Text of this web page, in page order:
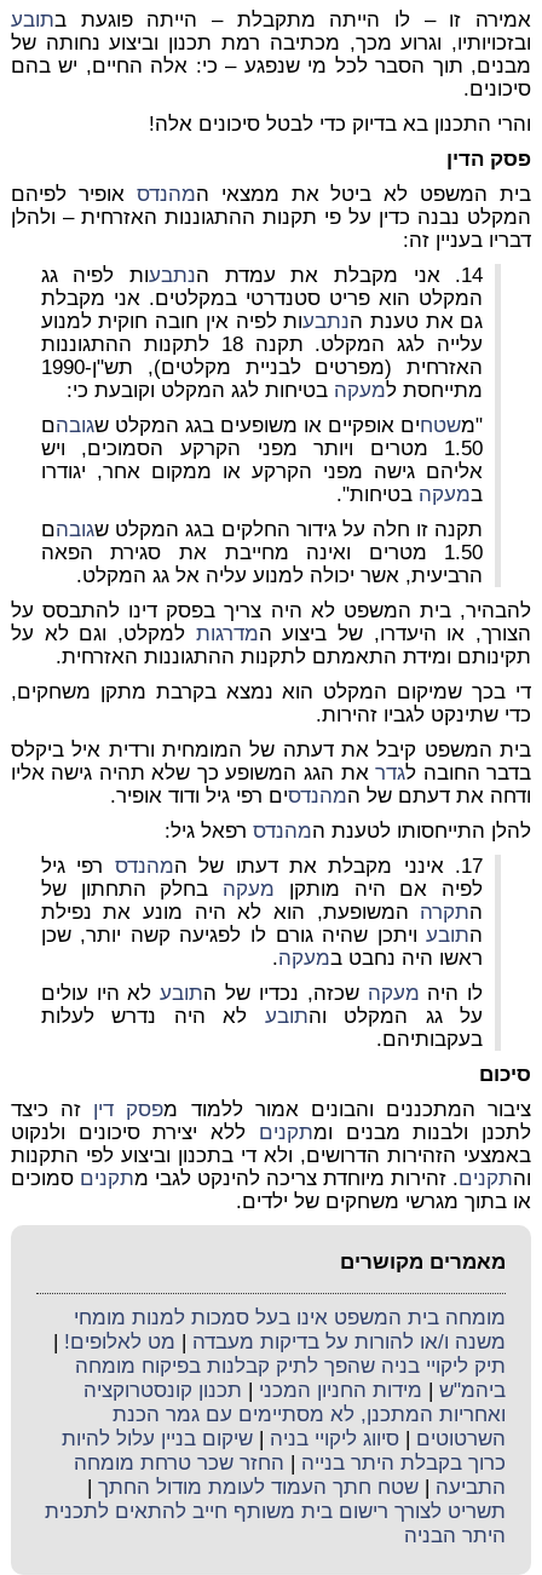
אמירה זו – לו הייתה מתקבלת – הייתה פוגעת בתובע
ובזכויותיו, וגרוע מכך, מכתיבה רמת תכנון וביצוע נחותה של
מבנים, תוך הסבר לכל מי שנפגע – כי: אלה החיים, יש בהם
סיכונים.
והרי התכנון בא בדיוק כדי לבטל סיכונים אלה!
פסק הדין
בית המשפט לא ביטל את ממצאי המהנדס אופיר לפיהם
המקלט נבנה כדין על פי תקנות ההתגוננות האזרחית – ולהלן
דבריו בעניין זה:
14. אני מקבלת את עמדת ה
נתבעות לפיה גג
המקלט הוא פריט סטנדרטי במקלטים. אני מקבלת
גם את טענת הנתבעות לפיה אין חובה חוקית למנוע
עלייה לגג המקלט. תקנה 18 לתקנות ההתגוננות
האזרחית (מפרטים לבניית מקלטים), תש"ן-1990
מתייחסת למעקה בטיחות לגג המקלט וקובעת כי:
"משטחים אופקיים או משופעים בגג המקלט שגובהם
1.50 מטרים ויותר מפני הקרקע הסמוכים, ויש
אליהם גישה מפני הקרקע או ממקום אחר, יגודרו
במעקה בטיחות".
תקנה זו חלה על גידור החלקים בגג המקלט שגובהם
1.50 מטרים ואינה מחייבת את סגירת הפאה
הרביעית, אשר יכולה למנוע עליה אל גג המקלט.
להבהיר, בית המשפט לא היה צריך בפסק דינו להתבסס על
הצורך, או היעדרו, של ביצוע המדרגות למקלט, וגם לא על
תקינותם ומידת התאמתם לתקנות ההתגוננות האזרחית.
די בכך שמיקום המקלט הוא נמצא בקרבת מתקן משחקים,
כדי שתינקט לגביו זהירות.
בית המשפט קיבל את דעתה של המומחית ורדית איל ביקלס
בדבר החובה לגדראת הגג המשופע כך שלא תהיה גישה אליו
ודחה את דעתם של המהנדסים רפי גיל ודוד אופיר.
להלן התייחסותו לטענת המהנדסרפאל גיל:
17. אינני מקבלת את דעתו של ה
מהנדס רפי גיל
לפיה אם היה מותקן מעקה בחלק התחתון של
התקרה המשופעת, הוא לא היה מונע את נפילת
התובעויתכן שהיה גורם לו לפגיעה קשה יותר, שכן
ראשו היה נחבט במעקה.
לו היה מעקה שכזה, נכדיו של התובעלא היו עולים
על גג המקלט והתובע לא היה נדרש לעלות
בעקבותיהם.
סיכום
ציבור המתכננים והבונים אמור ללמוד מפסק דין זה כיצד
לתכנן ולבנות מבנים ומתקנים ללא יצירת סיכונים ולנקוט
באמצעי הזהירות הדרושים, ולא די בתכנון וביצוע לפי התקנות
והתקנים. זהירות מיוחדת צריכה להינקט לגבי מתקנים סמוכים
או בתוך מגרשי משחקים של ילדים.
מאמרים מקושרים
מומחה בית המשפט אינו בעל סמכות למנות מומחי
משנה ו/או להורות על בדיקות מעבדה
מט לאלופים!
תיק ליקויי בניה שהפך לתיק קבלנות בפיקוח מומחה
ביהמ"ש
מידות החניון המכני
תכנון קונסטרוקציה
ואחריות המתכנן, לא מסתיימים עם גמר הכנת
השרטוטים |סיווג ליקויי בניה |שיקום בניין עלול להיות
כרוך בקבלת היתר בנייה
החזר שכר טרחת מומחה
התביעה |שטח חתך העמוד לעומת מודול החתך
תשריט לצורך רישום בית משותף חייב להתאים לתכנית
היתר הבניה